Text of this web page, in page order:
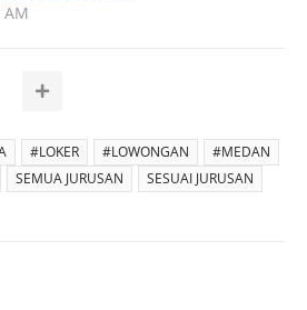
AM
#LOKER #LOWONGAN
#MEDAN
SEMUA JURUSAN
SESUAI JURUSAN